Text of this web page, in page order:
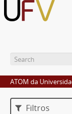
ATOM da
Filtros